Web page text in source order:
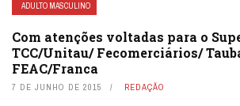
ADULTO MASCULINO
Com atenções voltadas para o
TCC/Unitau/ Fecomerciários/
FEAC/Franca
7 DE JUNHO DE 2015 REDAÇÃO